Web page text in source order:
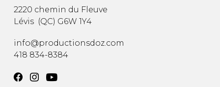
2220 chemin du Fleuve
Lévis (QC) G6W 1Y4
info@productionsdoz.com
418 834-8384